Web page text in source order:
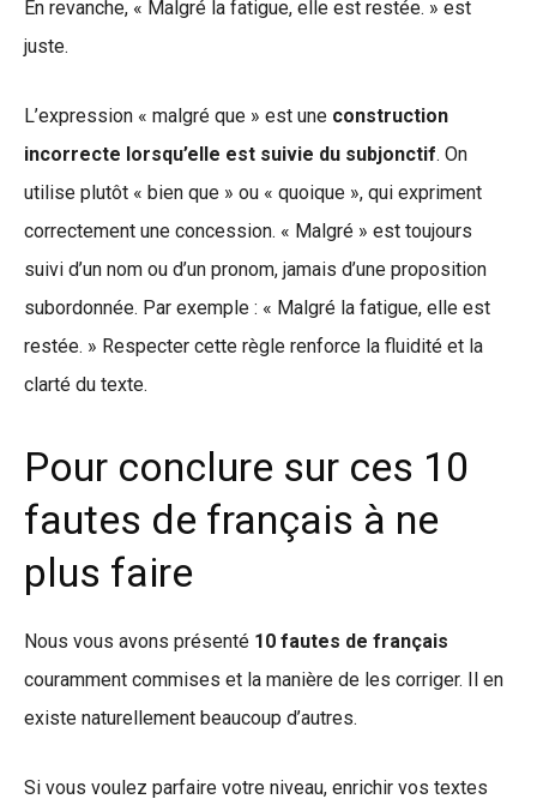
En revanche, « Malgré la fatigue, elle est restée. » est
juste.
L’expression « malgré que » est une construction
incorrecte lorsqu’elle est suivie du subjonctif. On
utilise plutôt « bien que » ou « quoique », qui expriment
correctement une concession. « Malgré » est toujours
suivi d’un nom ou d’un pronom, jamais d’une proposition
subordonnée. Par exemple : « Malgré la fatigue, elle est
restée. » Respecter cette règle renforce la fluidité et la
clarté du texte.
Pour conclure sur ces 10
fautes de français à ne
plus faire
Nous vous avons présenté 10 fautes de français
couramment commises et la manière de les corriger. Il en
existe naturellement beaucoup d’autres.
Si vous voulez parfaire votre niveau, enrichir vos textes